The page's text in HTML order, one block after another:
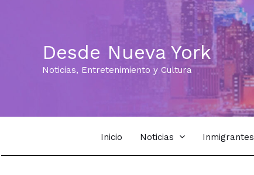
Desde Nueva York
Noticias, Entretenimiento y Cultura
Inicio Noticias Inmigrantes